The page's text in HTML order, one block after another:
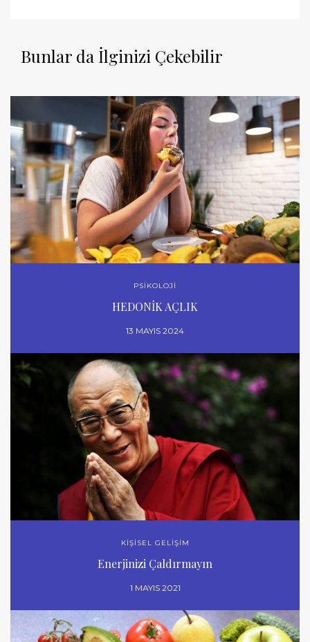
Bunlar da İlginizi Çekebilir
PSİKOLOJİ
HEDONİK AÇLIK
13 MAYIS 2024
KİŞİSEL GELİŞİM
Enerjinizi Çaldırmayın
1 MAYIS 2021